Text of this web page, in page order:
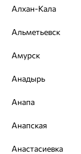
Гарантия и возврат
Похожие
Алхан-Кала
Альметьевск
Амурск
Анадырь
Анапа
Анапская
Анастасиевка